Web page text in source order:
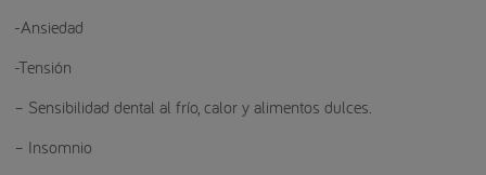
-Ansiedad
-Tensión
– Sensibilidad dental al frío, calor y alimentos dulces.
– Insomnio